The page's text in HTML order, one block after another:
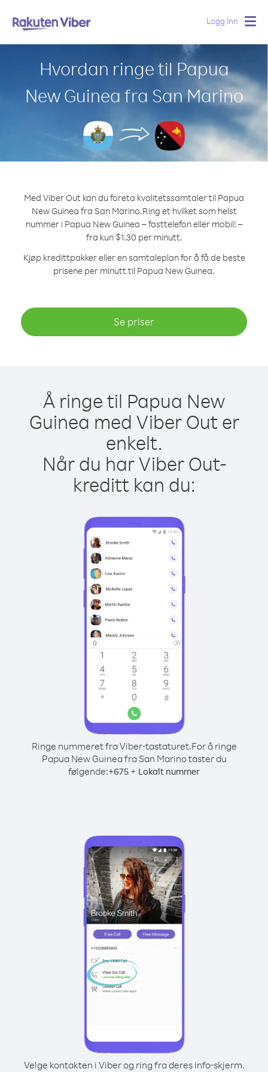
Logg Inn
Hvordan ringe til Papua
New Guinea fra San Marino
Med Viber Out kan du foreta kvalitetssamtaler til Papua
New Guinea fra San Marino.Ring et hvilket som helst
nummer i Papua New Guinea – fasttelefon eller mobil! –
fra kun $1.30 per minutt.
Kjøp kredittpakker eller en samtaleplan for å få de beste
prisene per minutt til Papua New Guinea.
Se priser
Å ringe til Papua New
Guinea med Viber Out er
enkelt.
Når du har Viber Out-
kreditt kan du:
Ringe nummeret fra Viber-tastaturet.For å ringe
Papua New Guinea fra San Marino taster du
følgende:+675 + Lokalt nummer
Velge kontakten i Viber og ring fra deres info-skjerm.